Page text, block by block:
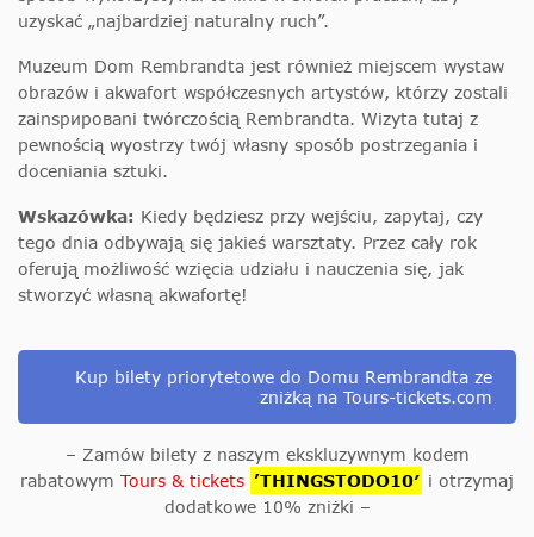
uzyskać „najbardziej naturalny ruch”.
Muzeum Dom Rembrandta jest również miejscem wystaw
obrazów i akwafort współczesnych artystów, którzy zostali
zainspировani twórczością Rembrandta. Wizyta tutaj z
pewnością wyostrzy twój własny sposób postrzegania i
doceniania sztuki.
Wskazówka: Kiedy będziesz przy wejściu, zapytaj, czy
tego dnia odbywają się jakieś warsztaty. Przez cały rok
oferują możliwość wzięcia udziału i nauczenia się, jak
stworzyć własną akwafortę!
Kup bilety priorytetowe do Domu Rembrandta ze
zniżką na Tours-tickets.com
– Zamów bilety z naszym ekskluzywnym kodem
rabatowym Tours & tickets ’THINGSTODO10′ i otrzymaj
dodatkowe 10% zniżki –